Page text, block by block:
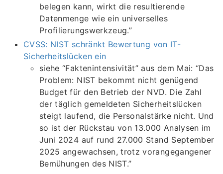
belegen kann, wirkt die resultierende
Datenmenge wie ein universelles
Profilierungswerkzeug.”
CVSS: NIST schränkt Bewertung von IT-
Sicherheitslücken ein
siehe “Faktenintensivität” aus dem Mai: “Das
Problem: NIST bekommt nicht genügend
Budget für den Betrieb der NVD. Die Zahl
der täglich gemeldeten Sicherheitslücken
steigt laufend, die Personalstärke nicht. Und
so ist der Rückstau von 13.000 Analysen im
Juni 2024 auf rund 27.000 Stand September
2025 angewachsen, trotz vorangegangener
Bemühungen des NIST.”